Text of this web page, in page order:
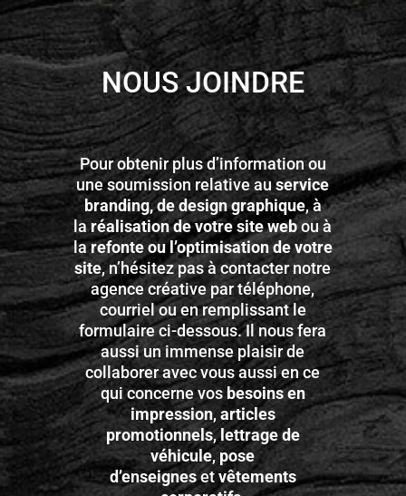
NOUS JOINDRE
Pour obtenir plus d’information ou
une soumission relative auservice
branding, de design graphique, à
laréalisation de votre site webou à
larefonte ou l’optimisation de votre
site, n’hésitez pas à contacter notre
agence créative par téléphone,
courriel ou en remplissant le
formulaire ci-dessous. Il nous fera
aussi un immense plaisir de
collaborer avec vous aussi en ce
qui concerne vos besoins en
impression, articles
promotionnels,lettrage de
véhicule, pose
d’enseignesetvêtements